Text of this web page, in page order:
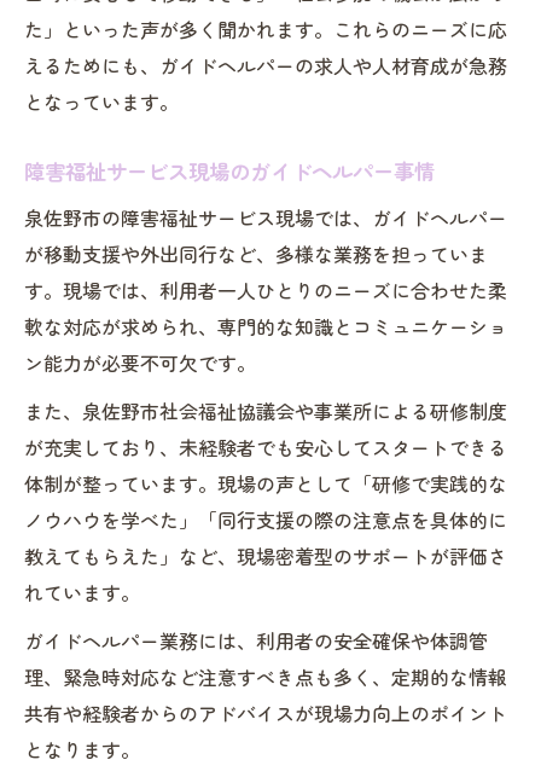
た」といった声が多く聞かれます。これらのニーズに応
えるためにも、ガイドヘルパーの求人や人材育成が急務
となっています。
障害福祉サービス現場のガイドヘルパー事情
泉佐野市の障害福祉サービス現場では、ガイドヘルパー
が移動支援や外出同行など、多様な業務を担っていま
す。現場では、利用者一人ひとりのニーズに合わせた柔
軟な対応が求められ、専門的な知識とコミュニケーショ
ン能力が必要不可欠です。
また、泉佐野市社会福祉協議会や事業所による研修制度
が充実しており、未経験者でも安心してスタートできる
体制が整っています。現場の声として「研修で実践的な
ノウハウを学べた」「同行支援の際の注意点を具体的に
教えてもらえた」など、現場密着型のサポートが評価さ
れています。
ガイドヘルパー業務には、利用者の安全確保や体調管
理、緊急時対応など注意すべき点も多く、定期的な情報
共有や経験者からのアドバイスが現場力向上のポイント
となります。